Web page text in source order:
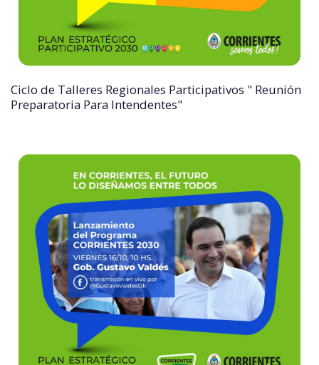
Ciclo de Talleres Regionales Participativos " Reunión
Preparatoria Para Intendentes"